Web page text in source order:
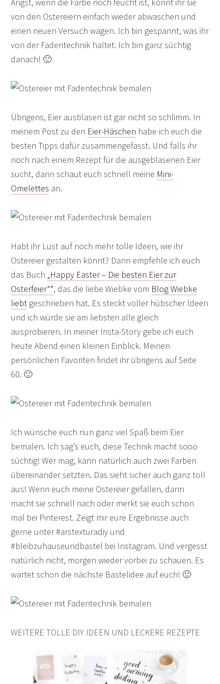
von den Ostereiern einfach wieder abwaschen und
einen neuen Versuch wagen. Ich bin gespannt, was ihr
von der Fadentechnik haltet. Ich bin ganz süchtig
danach! 🙂
Übrigens, Eier ausblasen ist gar nicht so schlimm. In
meinem Post zu den Eier-Häschen habe ich euch die
besten Tipps dafür zusammengefasst. Und falls ihr
noch nach einem Rezept für die ausgeblasenen Eier
sucht, dann schaut euch schnell meine Mini-
Omelettes an.
Habt ihr Lust auf noch mehr tolle Ideen, wie ihr
Ostereier gestalten könnt? Dann empfehle ich euch
das Buch „Happy Easter – Die besten Eier zur
Osterfeier“*, das die liebe Wiebke vom Blog Wiebke
liebt geschrieben hat. Es steckt voller hübscher Ideen
und ich würde sie am liebsten alle gleich
ausprobieren. In meiner Insta-Story gebe ich euch
heute Abend einen kleinen Einblick. Meinen
persönlichen Favoriten findet ihr übrigens auf Seite
60. 🙂
Ich wünsche euch nun ganz viel Spaß beim Eier
bemalen. Ich sag’s euch, diese Technik macht sooo
süchtig! Wer mag, kann natürlich auch zwei Farben
übereinander setzten. Das sieht sicher auch ganz toll
aus! Wenn euch meine Ostereier gefallen, dann
macht sie schnell nach oder merkt sie euch schon
mal bei Pinterest. Zeigt mir eure Ergebnisse auch
gerne unter #arstexturadiy und
#bleibzuhauseundbastel bei Instagram. Und vergesst
natürlich nicht, morgen wieder vorbei zu schauen. Es
wartet schon die nächste Bastelidee auf euch! 🙂
WEITERE TOLLE DIY IDEEN UND LECKERE REZEPTE